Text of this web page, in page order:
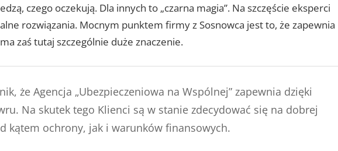
czego oczekują. Dla innych to „czarna magia”. Na szczęście eksperci
rozwiązania. Mocnym punktem firmy z Sosnowca jest to, że zapewnia
zaś tutaj szczególnie duże znaczenie.
że Agencja „Ubezpieczeniowa na Wspólnej” zapewnia dzięki
Na skutek tego Klienci są w stanie zdecydować się na dobrej
kątem ochrony, jak i warunków finansowych.